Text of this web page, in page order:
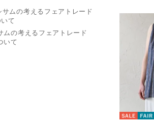
ムの考えるフェアトレード
いて